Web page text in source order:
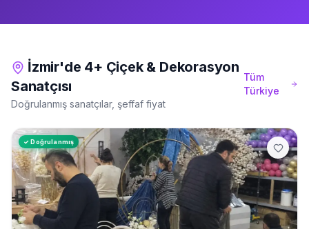
İzmir'de 4+ Çiçek & Dekorasyon
Sanatçısı
Doğrulanmış sanatçılar, şeffaf fiyat
Tüm
Türkiye
✓ Doğrulanmış